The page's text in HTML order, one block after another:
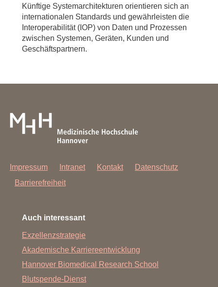
Künftige Systemarchitekturen orientieren sich an
internationalen Standards und gewährleisten die
Interoperabilität (IOP) von Daten und Prozessen
zwischen Systemen, Geräten, Kunden und
Geschäftspartnern.
Impressum Intranet Kontakt
Datenschutz
Barrierefreiheit
Auch interessant
Exzellenzstrategie
Akademische Karriereentwicklung
Hannover Biomedical Research School
Blutspende-Dienst